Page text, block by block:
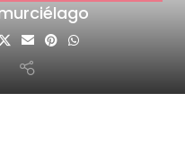
,TUTORIALES O DIY